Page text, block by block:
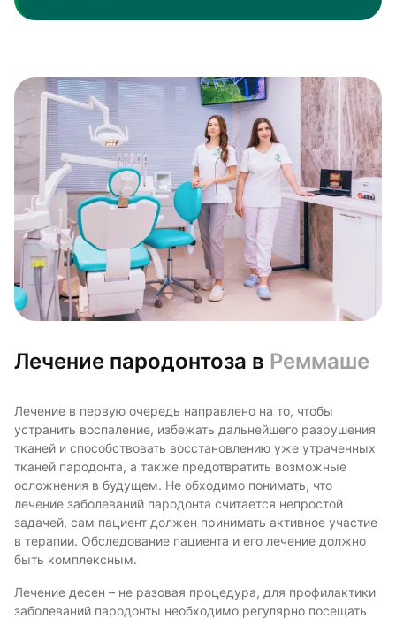
Лечение пародонтоза в Реммаше
Лечение в первую очередь направлено на то, чтобы
устранить воспаление, избежать дальнейшего разрушения
тканей и способствовать восстановлению уже утраченных
тканей пародонта, а также предотвратить возможные
осложнения в будущем. Не обходимо понимать, что
лечение заболеваний пародонта считается непростой
задачей, сам пациент должен принимать активное участие
в терапии. Обследование пациента и его лечение должно
быть комплексным.
Лечение десен – не разовая процедура, для профилактики
заболеваний пародонты необходимо регулярно посещать